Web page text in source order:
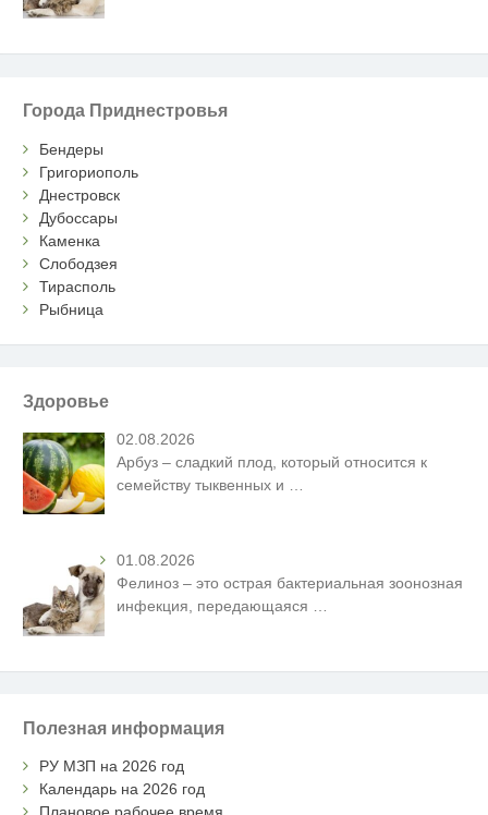
Города Приднестровья
Бендеры
Григориополь
Днестровск
Дубоссары
Каменка
Слободзея
Тирасполь
Рыбница
Здоровье
02.08.2026
Арбуз – сладкий плод, который относится к
семейству тыквенных и
01.08.2026
Фелиноз – это острая бактериальная зоонозная
инфекция, передающаяся …
Полезная информация
РУ МЗП на 2026 год
Календарь на 2026 год